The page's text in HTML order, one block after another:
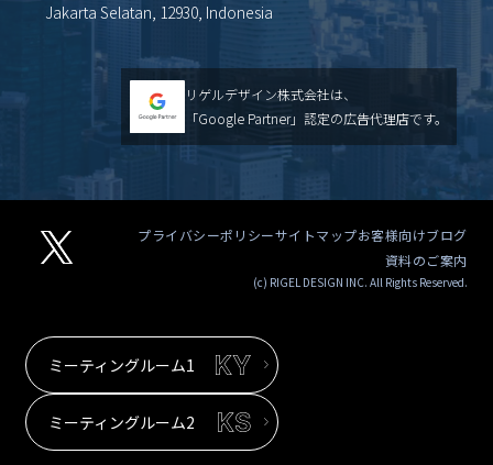
Jakarta Selatan, 12930, Indonesia
リゲルデザイン株式会社は、
「Google Partner」認定の広告代理店です。
プライバシーポリシーサイトマップお客様向けブログ
資料のご案内
(c) RIGEL DESIGN INC. All Rights Reserved.
ミーティングルーム1
ミーティングルーム2